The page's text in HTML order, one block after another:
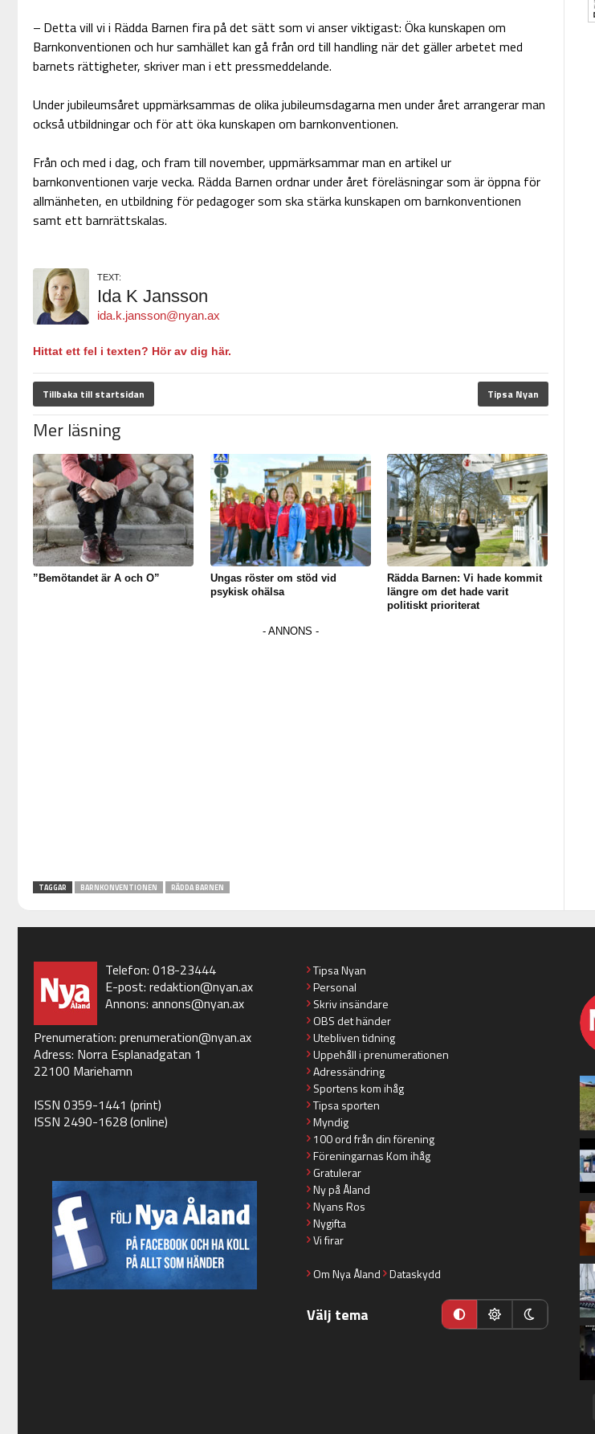
– Detta vill vi i Rädda Barnen fira på det sätt som vi anser viktigast: Öka kunskapen om
Barnkonventionen och hur samhället kan gå från ord till handling när det gäller arbetet med
barnets rättigheter, skriver man i ett pressmeddelande.
Under jubileumsåret uppmärksammas de olika jubileumsdagarna men under året arrangerar man
också utbildningar och för att öka kunskapen om barnkonventionen.
Från och med i dag, och fram till november, uppmärksammar man en artikel ur
barnkonventionen varje vecka. Rädda Barnen ordnar under året föreläsningar som är öppna för
allmänheten, en utbildning för pedagoger som ska stärka kunskapen om barnkonventionen
samt ett barnrättskalas.
TEXT:
Ida K Jansson
ida.k.jansson@nyan.ax
Hittat ett fel i texten? Hör av dig här.
Tillbaka till startsidan Tipsa Nyan
Mer läsning
”Bemötandet är A och O”
Ungas röster om stöd vid
psykisk ohälsa
Rädda Barnen: Vi hade kommit
längre om det hade varit
politiskt prioriterat
TAGGAR BARNKONVENTIONEN RÄDDA BARNEN
Telefon: 018-23444
E-post: redaktion@nyan.ax
Annons: annons@nyan.ax
Prenumeration: prenumeration@nyan.ax
Adress: Norra Esplanadgatan 1
22100 Mariehamn
ISSN 0359-1441 (print)
ISSN 2490-1628 (online)
Tipsa Nyan
Personal
Skriv insändare
OBS det händer
Utebliven tidning
Uppehåll i prenumerationen
Adressändring
Sportens kom ihåg
Tipsa sporten
Myndig
100 ord från din förening
Föreningarnas Kom ihåg
Gratulerar
Ny på Åland
Nyans Ros
Nygifta
Vi firar
Om Nya Åland Dataskydd
Välj tema